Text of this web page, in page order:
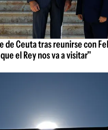
de Ceuta tras reunirse con
el Rey nos va a visitar"